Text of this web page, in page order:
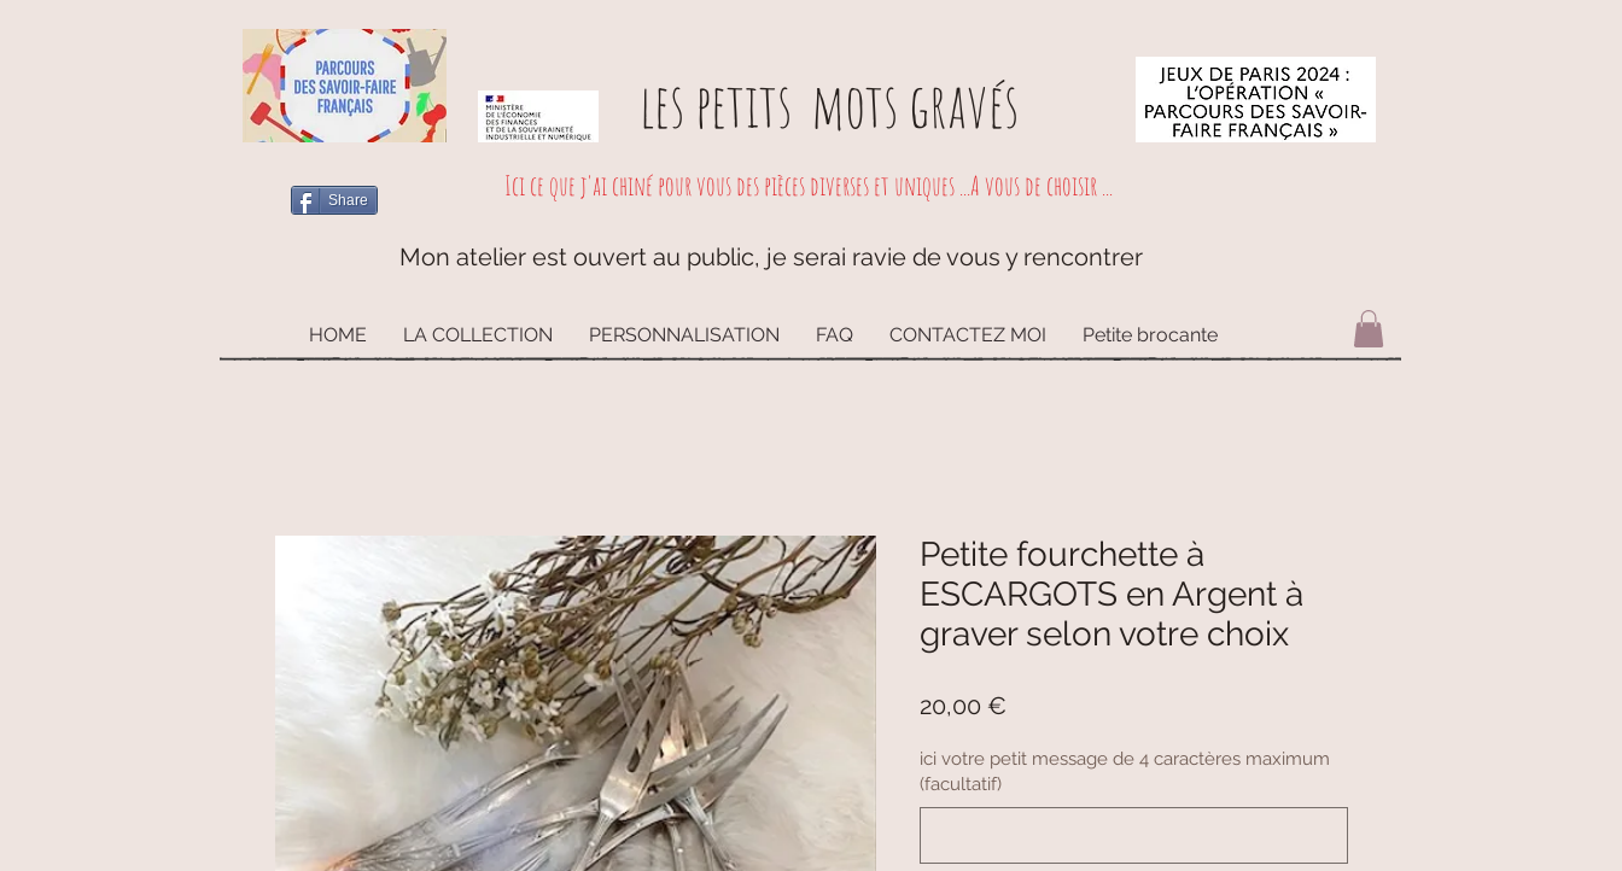
Share
les petits mots gravés
Ici ce que j'ai chiné pour vous des pièces diverses et uniques ...A vous de choisir ...
Mon atelier est ouvert au public, je serai ravie de vous y rencontrer
HOME LA COLLECTION PERSONNALISATION FAQ CONTACTEZ MOI Petite brocante
Petite fourchette à
ESCARGOTS en Argent à
graver selon votre choix
20,00 €
ici votre petit message de 4 caractères maximum
(facultatif)